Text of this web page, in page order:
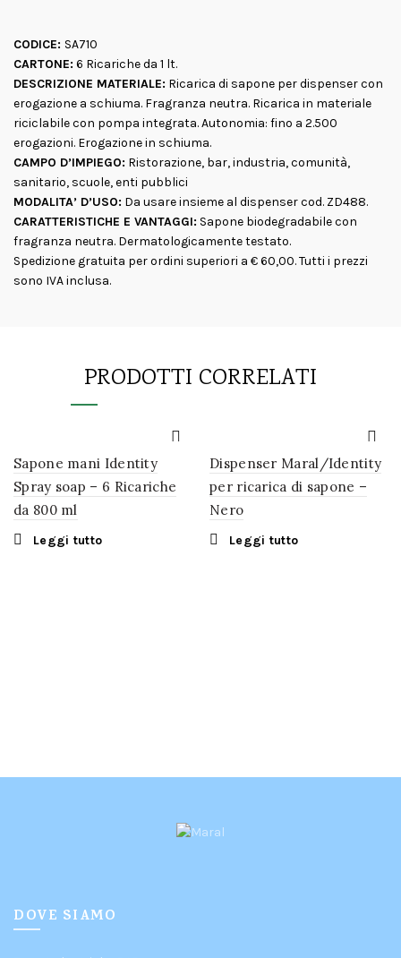
CODICE: SA710
CARTONE: 6 Ricariche da 1 lt.
DESCRIZIONE MATERIALE: Ricarica di sapone per dispenser con
erogazione a schiuma. Fragranza neutra. Ricarica in materiale
riciclabile con pompa integrata. Autonomia: fino a 2.500
erogazioni. Erogazione in schiuma.
CAMPO D’IMPIEGO: Ristorazione, bar, industria, comunità,
sanitario, scuole, enti pubblici
MODALITA’ D’USO: Da usare insieme al dispenser cod. ZD488.
CARATTERISTICHE E VANTAGGI: Sapone biodegradabile con
fragranza neutra. Dermatologicamente testato.
Spedizione gratuita per ordini superiori a € 60,00. Tutti i prezzi
sono IVA inclusa.
PRODOTTI CORRELATI
Sapone mani Identity
Spray soap – 6 Ricariche
da 800 ml
Leggi tutto
Dispenser Maral/Identity
per ricarica di sapone –
Nero
Leggi tutto
DOVE SIAMO